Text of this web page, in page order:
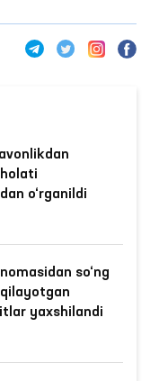
o‘rganildi
so‘ng
yaxshilandi